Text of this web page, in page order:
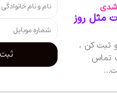
مثل روز
ثبت کن ،
تماس
ثبت